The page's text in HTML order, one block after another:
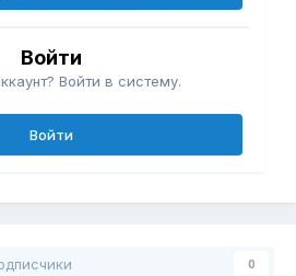
Войти
Войти в систему.
Войти
0